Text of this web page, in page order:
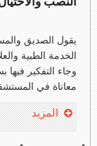
يقول الصديق
الخدمة الطبية
وجاء التفكير
معاناة في
المزيد